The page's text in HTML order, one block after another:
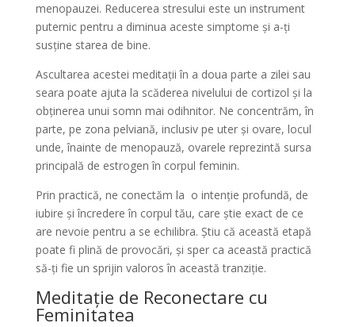
menopauzei. Reducerea stresului este un instrument
puternic pentru a diminua aceste simptome și a-ți
susține starea de bine.
Ascultarea acestei meditații în a doua parte a zilei sau
seara poate ajuta la scăderea nivelului de cortizol și la
obținerea unui somn mai odihnitor. Ne concentrăm, în
parte, pe zona pelviană, inclusiv pe uter și ovare, locul
unde, înainte de menopauză, ovarele reprezintă sursa
principală de estrogen în corpul feminin.
Prin practică, ne conectăm la o intenție profundă, de
iubire și încredere în corpul tău, care știe exact de ce
are nevoie pentru a se echilibra. Știu că această etapă
poate fi plină de provocări, și sper ca această practică
să-ți fie un sprijin valoros în această tranziție.
Meditație de Reconectare cu
Feminitatea